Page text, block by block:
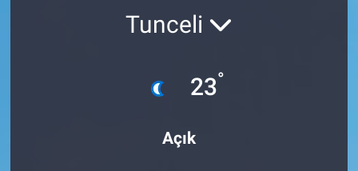
Tunceli
23°
Açık